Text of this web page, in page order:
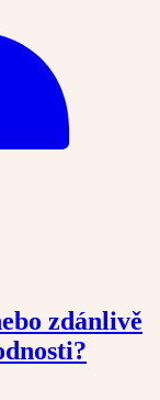
zdánlivě